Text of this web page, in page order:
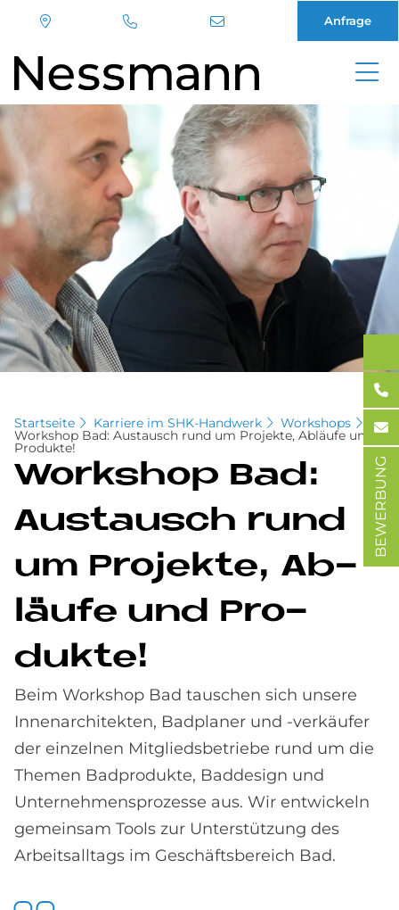
Direkt
zum
Inhalt
Anfrage
Startseite Karriere im SHK-Handwerk Workshops
Workshop Bad: Austausch rund um Projekte, Abläufe und
Produkte!
Work­s­hop Bad:
Aus­tausch rund
um Pro­jek­te, Ab­
läu­fe und Pro­
duk­te!
Beim Workshop Bad tauschen sich unsere
Innenarchitekten, Badplaner und -verkäufer
der einzelnen Mitgliedsbetriebe rund um die
Themen Badprodukte, Baddesign und
Unternehmensprozesse aus. Wir entwickeln
gemeinsam Tools zur Unterstützung des
Arbeitsalltags im Geschäftsbereich Bad.
BEWERBUNG